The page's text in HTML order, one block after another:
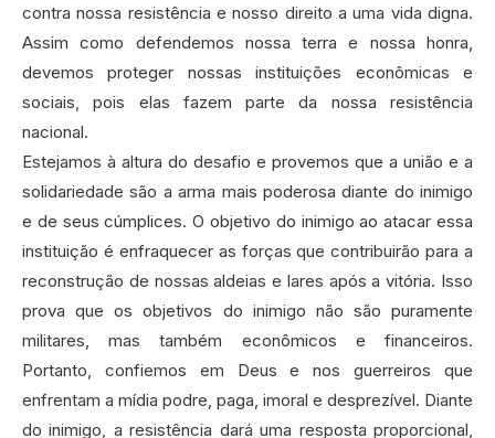
contra nossa resistência e nosso direito a uma vida digna.
Assim como defendemos nossa terra e nossa honra,
devemos proteger nossas instituições econômicas e
sociais, pois elas fazem parte da nossa resistência
nacional.‍
Estejamos à altura do desafio e provemos que a união e a
solidariedade são a arma mais poderosa diante do inimigo
e de seus cúmplices. O objetivo do inimigo ao atacar essa
instituição é enfraquecer as forças que contribuirão para a
reconstrução de nossas aldeias e lares após a vitória. Isso
prova que os objetivos do inimigo não são puramente
militares, mas também econômicos e financeiros.
Portanto, confiemos em Deus e nos guerreiros que
enfrentam a mídia podre, paga, imoral e desprezível. Diante
do inimigo, a resistência dará uma resposta proporcional,